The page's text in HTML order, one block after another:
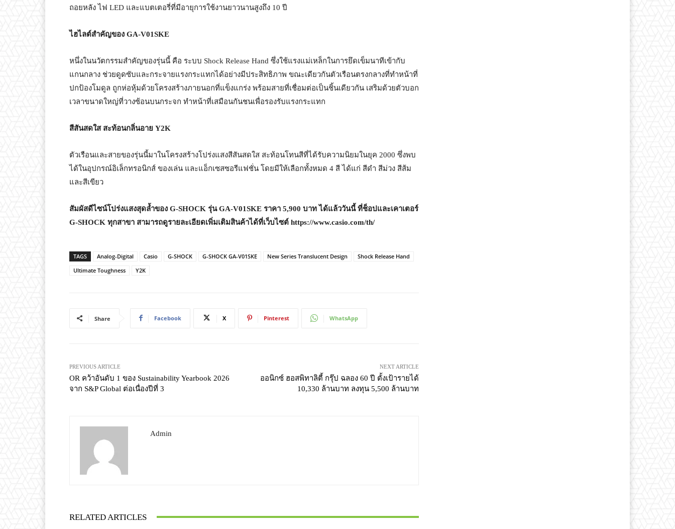
ถอยหลัง ไฟ LED และแบตเตอรี่ที่มีอายุการใช้งานยาวนานสูงถึง 10 ปี
ไฮไลต์สำคัญของ GA-V01SKE
หนึ่งในนวัตกรรมสำคัญของรุ่นนี้ คือ ระบบ Shock Release Hand ซึ่งใช้แรงแม่เหล็กในการยึดเข็มนาทีเข้ากับ
แกนกลาง ช่วยดูดซับและกระจายแรงกระแทกได้อย่างมีประสิทธิภาพ ขณะเดียวกันตัวเรือนตรงกลางที่ทำหน้าที่
ปกป้องโมดูล ถูกห่อหุ้มด้วยโครงสร้างภายนอกที่แข็งแกร่ง พร้อมสายที่เชื่อมต่อเป็นชิ้นเดียวกัน เสริมด้วยตัวบอก
เวลาขนาดใหญ่ที่วางซ้อนบนกระจก ทำหน้าที่เสมือนกันชนเพื่อรองรับแรงกระแทก
สีสันสดใส สะท้อนกลิ่นอาย Y2K
ตัวเรือนและสายของรุ่นนี้มาในโครงสร้างโปร่งแสงสีสันสดใส สะท้อนโทนสีที่ได้รับความนิยมในยุค 2000 ซึ่งพบ
ได้ในอุปกรณ์อิเล็กทรอนิกส์ ของเล่น และแอ็กเซสซอรีแฟชั่น โดยมีให้เลือกทั้งหมด 4 สี ได้แก่ สีดำ สีม่วง สีส้ม
และสีเขียว
สัมผัสดีไซน์โปร่งแสงสุดล้ำของ G-SHOCK รุ่นGA-V01SKE ราคา 5,900 บาท ได้แล้ววันนี้ ที่ช็อปและเคาเตอร์
G-SHOCK ทุกสาขา สามารถดูรายละเอียดเพิ่มเติมสินค้าได้ที่เว็บไซต์ https://www.casio.com/th/
TAGS Analog-Digital Casio G-SHOCK G-SHOCK GA-V01SKE New Series Translucent Design
Shock Release Hand
Ultimate Toughness
Y2K
Share Facebook X Pinterest WhatsApp
PREVIOUS ARTICLE
OR คว้าอันดับ 1 ของ Sustainability Yearbook 2026
จาก S&P Global ต่อเนื่องปีที่ 3
NEXT ARTICLE
ออนิกซ์ ฮอสพิทาลิตี้ กรุ๊ป ฉลอง 60 ปี ตั้งเป้ารายได้
10,330 ล้านบาท ลงทุน 5,500 ล้านบาท
Admin
RELATED ARTICLES